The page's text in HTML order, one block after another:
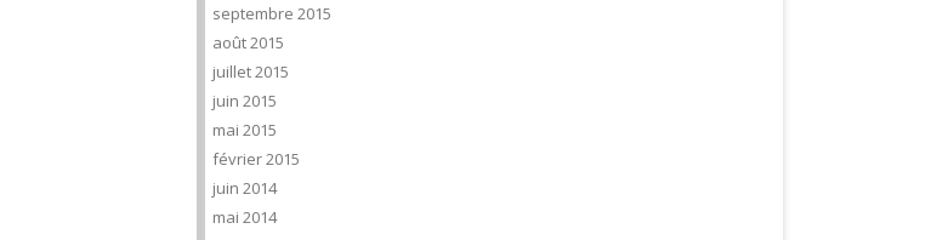
septembre 2015
août 2015
juillet 2015
juin 2015
mai 2015
février 2015
juin 2014
mai 2014